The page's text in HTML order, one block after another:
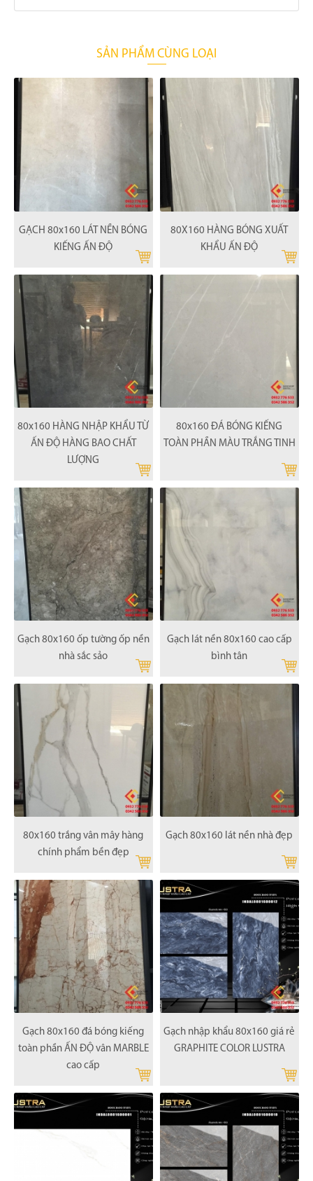
SẢN PHẨM CÙNG LOẠI
GẠCH 80x160 LÁT NỀN BÓNG
KIẾNG ẤN ĐỘ
80X160 HÀNG BÓNG XUẤT
KHẨU ẤN ĐỘ
80x160 HÀNG NHẬP KHẨU TỪ
ẤN ĐỘ HÀNG BAO CHẤT
LƯỢNG
80x160 ĐÁ BÓNG KIẾNG
TOÀN PHẦN MÀU TRẮNG TINH
Gạch 80x160 ốp tường ốp nền
nhà sắc sảo
Gạch lát nền 80x160 cao cấp
bình tân
80x160 trắng vân mây hàng
chính phẩm bền đẹp
Gạch 80x160 lát nền nhà đẹp
Gạch 80x160 đá bóng kiếng
toàn phần ẤN ĐỘ vân MARBLE
cao cấp
Gạch nhập khẩu 80x160 giá rẻ
GRAPHITE COLOR LUSTRA